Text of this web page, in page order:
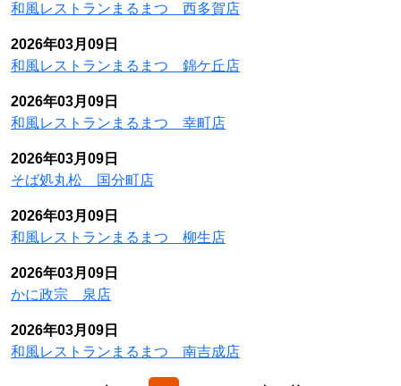
和風レストランまるまつ 西多賀店
2026年03月09日
和風レストランまるまつ 錦ケ丘店
2026年03月09日
和風レストランまるまつ 幸町店
2026年03月09日
そば処丸松 国分町店
2026年03月09日
和風レストランまるまつ 柳生店
2026年03月09日
かに政宗 泉店
2026年03月09日
和風レストランまるまつ 南吉成店